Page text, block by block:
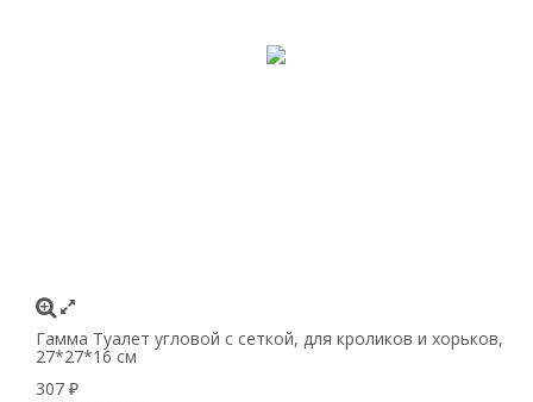
Гамма Туалет угловой с сеткой, для кроликов и хорьков,
27*27*16 см
307 ₽